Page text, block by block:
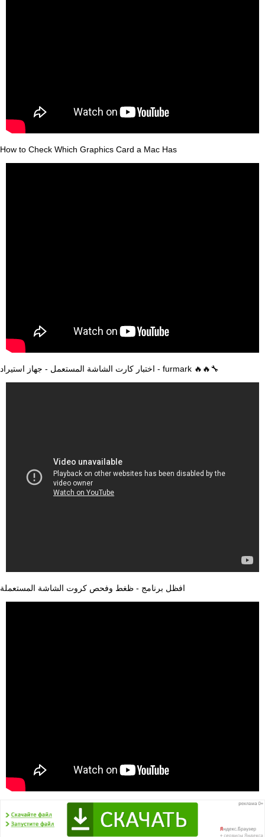
How to Check Which Graphics Card a Mac Has
اختبار كارت الشاشة المستعمل - جهاز استيراد - furmark 🔥🔥🔧
افظل برنامج - ظغط وفحص كروت الشاشة المستعملة